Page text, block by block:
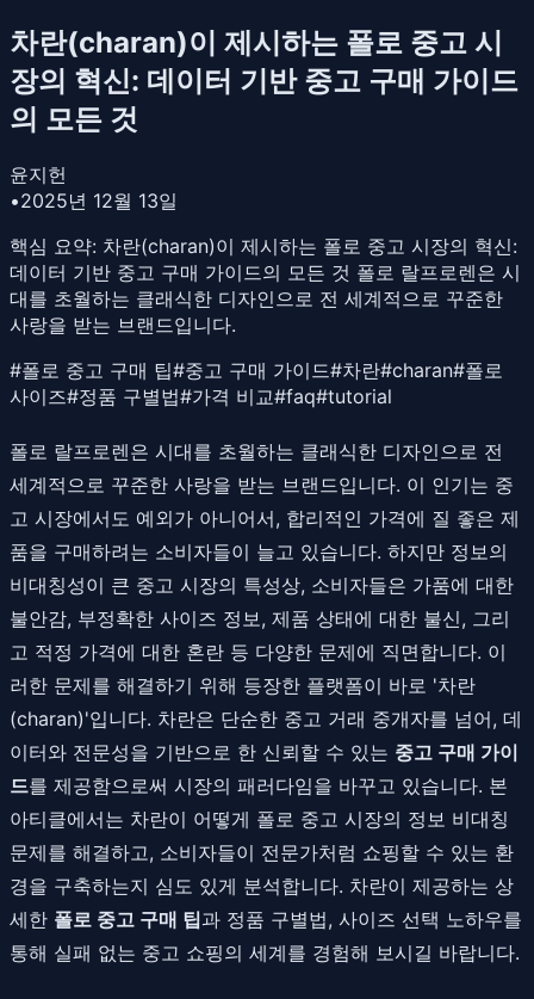
차란(charan)이 제시하는 폴로 중고 시
장의 혁신: 데이터 기반 중고 구매 가이드
의 모든 것
윤지헌
•2025년 12월 13일
핵심 요약: 차란(charan)이 제시하는 폴로 중고 시장의 혁신:
데이터 기반 중고 구매 가이드의 모든 것 폴로 랄프로렌은 시
대를 초월하는 클래식한 디자인으로 전 세계적으로 꾸준한
사랑을 받는 브랜드입니다.
#폴로 중고 구매 팁#중고 구매 가이드#차란#charan#폴로
사이즈#정품 구별법#가격 비교#faq#tutorial
폴로 랄프로렌은 시대를 초월하는 클래식한 디자인으로 전
세계적으로 꾸준한 사랑을 받는 브랜드입니다. 이 인기는 중
고 시장에서도 예외가 아니어서, 합리적인 가격에 질 좋은 제
품을 구매하려는 소비자들이 늘고 있습니다. 하지만 정보의
비대칭성이 큰 중고 시장의 특성상, 소비자들은 가품에 대한
불안감, 부정확한 사이즈 정보, 제품 상태에 대한 불신, 그리
고 적정 가격에 대한 혼란 등 다양한 문제에 직면합니다. 이
러한 문제를 해결하기 위해 등장한 플랫폼이 바로 '차란
(charan)'입니다. 차란은 단순한 중고 거래 중개자를 넘어, 데
이터와 전문성을 기반으로 한 신뢰할 수 있는 중고 구매 가이
드를 제공함으로써 시장의 패러다임을 바꾸고 있습니다. 본
아티클에서는 차란이 어떻게 폴로 중고 시장의 정보 비대칭
문제를 해결하고, 소비자들이 전문가처럼 쇼핑할 수 있는 환
경을 구축하는지 심도 있게 분석합니다. 차란이 제공하는 상
세한 폴로 중고 구매 팁과 정품 구별법, 사이즈 선택 노하우를
통해 실패 없는 중고 쇼핑의 세계를 경험해 보시길 바랍니다.